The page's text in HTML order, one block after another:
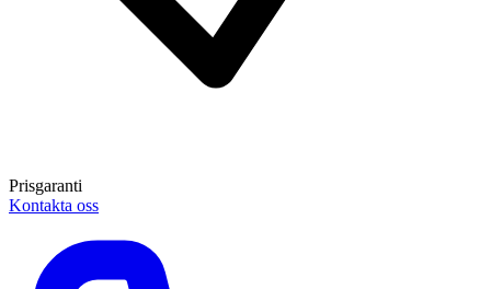
Prisgaranti
Kontakta oss